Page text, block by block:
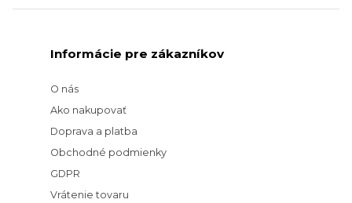
Informácie pre zákazníkov
O nás
Ako nakupovať
Doprava a platba
Obchodné podmienky
GDPR
Vrátenie tovaru